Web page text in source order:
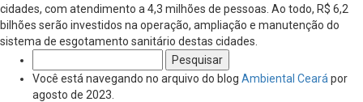
cidades, com atendimento a 4,3 milhões de pessoas. Ao todo, R$ 6,2
bilhões serão investidos na operação, ampliação e manutenção do
sistema de esgotamento sanitário destas cidades.
por:
Você está navegando no arquivo do blog Ambiental Ceará por
agosto de 2023.